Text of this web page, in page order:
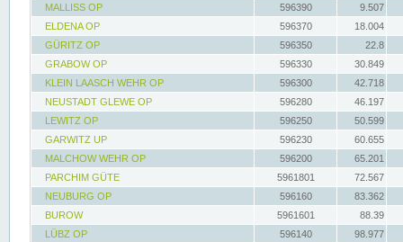
MALLISS OP
596390
9.507
ELDENA OP
596370
18.004
GÜRITZ OP
596350
22.8
GRABOW OP
596330
30.849
KLEIN LAASCH WEHR OP
596300
42.718
NEUSTADT GLEWE OP
596280
46.197
LEWITZ OP
596250
50.599
GARWITZ UP
596230
60.655
MALCHOW WEHR OP
596200
65.201
PARCHIM GÜTE
5961801
72.567
NEUBURG OP
596160
83.362
BUROW
5961601
88.39
LÜBZ OP
596140
98.977